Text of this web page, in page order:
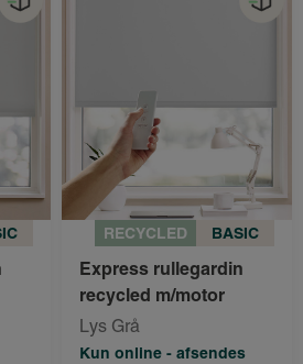
RECYCLED BASIC
Express rullegardin
recycled m/motor
Lys Grå
Kun online - afsendes